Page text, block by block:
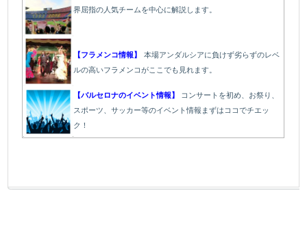
界屈指の人気チームを中心に解説します。
【フラメンコ情報】
本場アンダルシアに負けず劣らずのレベ
ルの高いフラメンコがここでも見れます。
【バルセロナのイベント情報】
コンサートを初め、お祭り、
スポーツ、サッカー等のイベント情報まずはココでチエッ
ク！